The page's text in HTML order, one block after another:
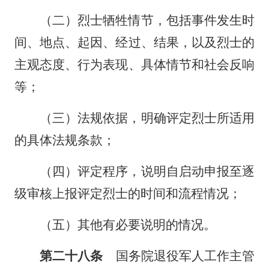
（二）烈士牺牲情节，包括事件发生时
间、地点、起因、经过、结果，以及烈士的
主观态度、行为表现、具体情节和社会反响
等；
（三）法规依据，明确评定烈士所适用
的具体法规条款；
（四）评定程序，说明自启动申报至逐
级审核上报评定烈士的时间和流程情况；
（五）其他有必要说明的情况。
第二十八条 国务院退役军人工作主管